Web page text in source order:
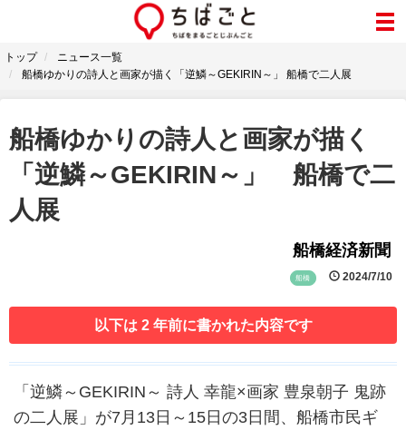
トップ
ニュース一覧
船橋ゆかりの詩人と画家が描く「逆鱗～GEKIRIN～」 船橋で二人展
船橋ゆかりの詩人と画家が描く
「逆鱗～GEKIRIN～」 船橋で二
人展
船橋経済新聞
船橋 2024/7/10
以下は 2 年前に書かれた内容です
「逆鱗～GEKIRIN～ 詩人 幸龍×画家 豊泉朝子 鬼跡
の二人展」が7月13日～15日の3日間、船橋市民ギ